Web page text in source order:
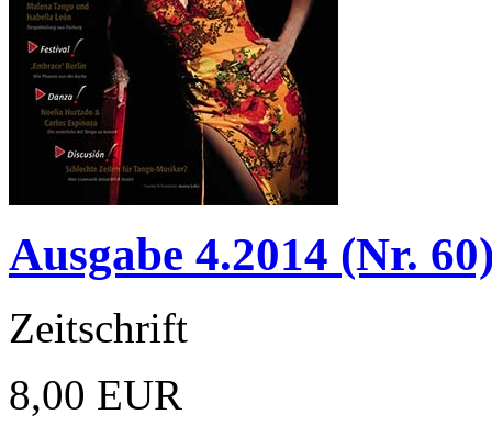
Ausgabe 4.2014 (Nr.
Zeitschrift
8,00 EUR